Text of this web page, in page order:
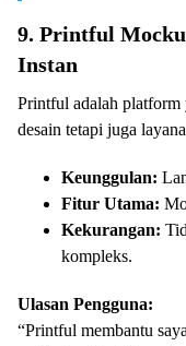
9. Printful
Instan
Printful adalah platform
desain tetapi juga
Keunggulan:
Fitur Utama:
Kekurangan:
kompleks.
Ulasan Pengguna:
“Printful membantu